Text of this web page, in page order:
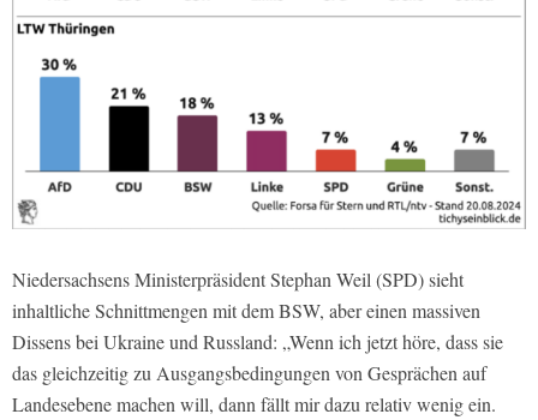
Niedersachsens Ministerpräsident Stephan Weil (SPD) sieht
inhaltliche Schnittmengen mit dem BSW, aber einen massiven
Dissens bei Ukraine und Russland: „Wenn ich jetzt höre, dass sie
das gleichzeitig zu Ausgangsbedingungen von Gesprächen auf
Landesebene machen will, dann fällt mir dazu relativ wenig ein.